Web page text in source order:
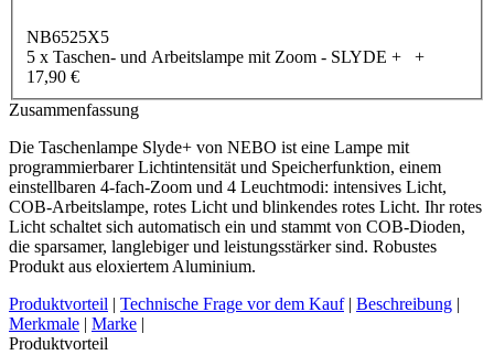
NB6525X5
5 x Taschen- und Arbeitslampe mit Zoom - SLYDE +
+
17,90 €
Zusammenfassung
Die Taschenlampe Slyde+ von NEBO ist eine Lampe mit
programmierbarer Lichtintensität und Speicherfunktion, einem
einstellbaren 4-fach-Zoom und 4 Leuchtmodi: intensives Licht,
COB-Arbeitslampe, rotes Licht und blinkendes rotes Licht. Ihr rotes
Licht schaltet sich automatisch ein und stammt von COB-Dioden,
die sparsamer, langlebiger und leistungsstärker sind. Robustes
Produkt aus eloxiertem Aluminium.
Produktvorteil | Technische Frage vor dem Kauf | Beschreibung |
Merkmale | Marke |
Produktvorteil